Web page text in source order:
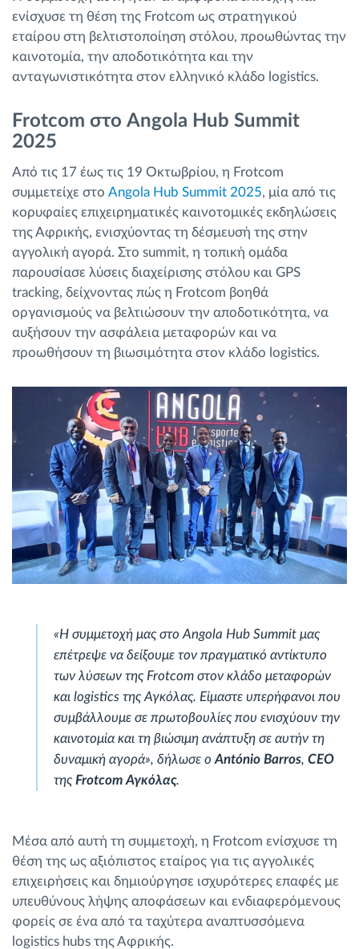
ενίσχυσε τη θέση της Frotcom ως στρατηγικού
εταίρου στη βελτιστοποίηση στόλου, προωθώντας την
καινοτομία, την αποδοτικότητα και την
ανταγωνιστικότητα στον ελληνικό κλάδο logistics.
Frotcom στο Angola Hub Summit
2025
Από τις 17 έως τις 19 Οκτωβρίου, η Frotcom
συμμετείχε στο Angola Hub Summit 2025, μία από τις
κορυφαίες επιχειρηματικές καινοτομικές εκδηλώσεις
της Αφρικής, ενισχύοντας τη δέσμευσή της στην
αγγολική αγορά. Στο summit, η τοπική ομάδα
παρουσίασε λύσεις διαχείρισης στόλου και GPS
tracking, δείχνοντας πώς η Frotcom βοηθά
οργανισμούς να βελτιώσουν την αποδοτικότητα, να
αυξήσουν την ασφάλεια μεταφορών και να
προωθήσουν τη βιωσιμότητα στον κλάδο logistics.
«Η συμμετοχή μας στο Angola Hub Summit μας
επέτρεψε να δείξουμε τον πραγματικό αντίκτυπο
των λύσεων της Frotcom στον κλάδο μεταφορών
και logistics της Αγκόλας. Είμαστε υπερήφανοι που
συμβάλλουμε σε πρωτοβουλίες που ενισχύουν την
καινοτομία και τη βιώσιμη ανάπτυξη σε αυτήν τη
δυναμική αγορά», δήλωσε ο António Barros, CEO
τηςFrotcom Αγκόλας.
Μέσα από αυτή τη συμμετοχή, η Frotcom ενίσχυσε τη
θέση της ως αξιόπιστος εταίρος για τις αγγολικές
επιχειρήσεις και δημιούργησε ισχυρότερες επαφές με
υπευθύνους λήψης αποφάσεων και ενδιαφερόμενους
φορείς σε ένα από τα ταχύτερα αναπτυσσόμενα
logistics hubs της Αφρικής.